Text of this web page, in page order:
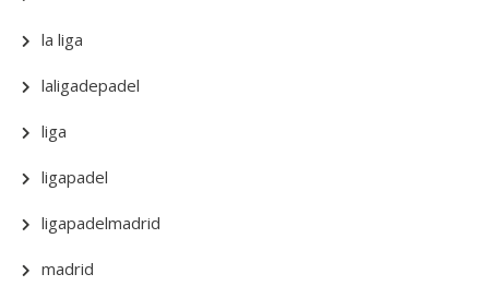
la liga
laligadepadel
liga
ligapadel
ligapadelmadrid
madrid